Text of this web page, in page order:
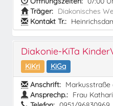
Träger: Diakonisches
Kontakt Tr.:
Diakonie-KiTa
KiKri
KiGa
Anschrift: Markusstraße
Ansprechp.: Frau